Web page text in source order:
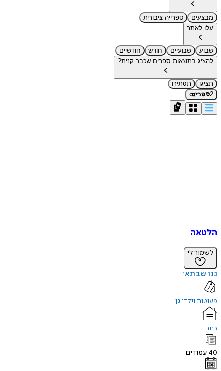
מבצעים
ספרייה ציבורית
עלו לאתר
שבוע שבועיים חודש
חודשיים
להציג בתוצאות ספרים שכבר קנית?
תציגו
תסתירו
2ספרים›
הלטאה
לשמור לי
ננו שבתאי
פעוטות וילדי גן
כתר
40 עמודים